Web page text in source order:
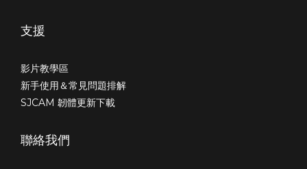
支援
影片教學區
新手使用＆常見問題排解
SJCAM 韌體更新下載
聯絡我們